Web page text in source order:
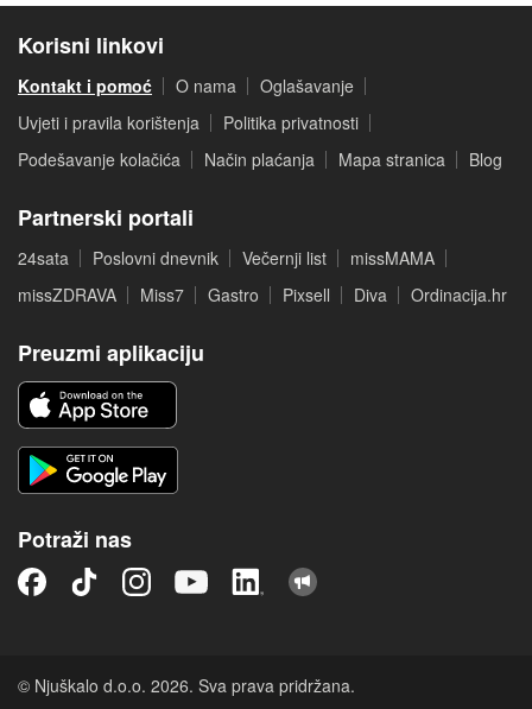
Korisni linkovi
Kontakt i pomoć O nama
Oglašavanje
Uvjeti i pravila korištenja
Politika privatnosti
Podešavanje kolačića
Način plaćanja Mapa stranica Blog
Partnerski portali
24sata Poslovni dnevnik Večernji list
missMAMA
missZDRAVA
Miss7 Gastro Pixsell Diva Ordinacija.hr
Preuzmi aplikaciju
Potraži nas
© Njuškalo d.o.o. 2026. Sva prava pridržana.